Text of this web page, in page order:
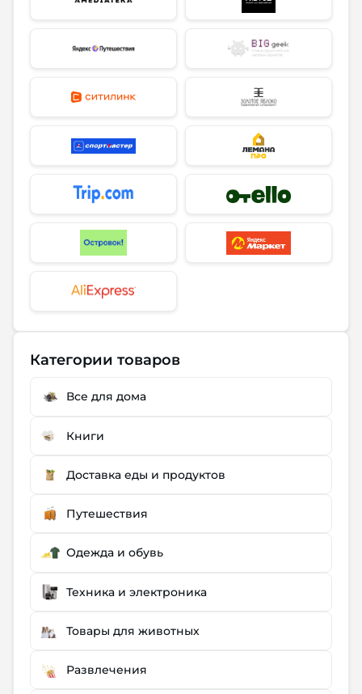
Категории товаров
Все для дома
Книги
Доставка еды и продуктов
Путешествия
Одежда и обувь
Техника и электроника
Товары для животных
Развлечения